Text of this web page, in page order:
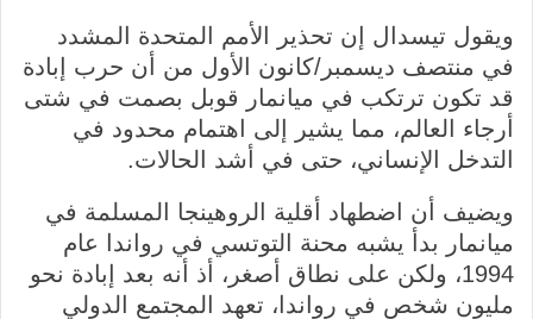
i
o
n
ويقول تيسدال إن تحذير الأمم المتحدة المشدد
في منتصف ديسمبر/كانون الأول من أن حرب إبادة
قد تكون ترتكب في ميانمار قوبل بصمت في شتى
أرجاء العالم، مما يشير إلى اهتمام محدود في
التدخل الإنساني، حتى في أشد الحالات.
ويضيف أن اضطهاد أقلية الروهينجا المسلمة في
ميانمار بدأ يشبه محنة التوتسي في رواندا عام
1994، ولكن على نطاق أصغر، أذ أنه بعد إبادة نحو
مليون شخص في رواندا، تعهد المجتمع الدولي